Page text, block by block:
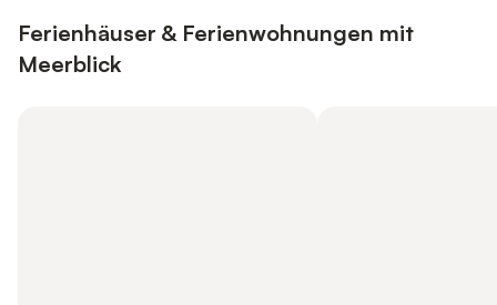
Ferienhäuser & Ferienwohnungen mit
Meerblick